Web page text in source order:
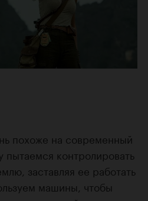
похоже на современный
контролировать
заставляя ее работать
машины, чтобы